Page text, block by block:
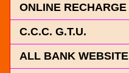
ONLINE RECHARGE
C.C.C. G.T.U.
ALL BANK WEBSITE